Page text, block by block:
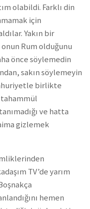
olabildi. Farklı din
için
Yakın bir
Rum olduğunu
önce söylemedin
sakın söylemeyin
birlikte
ve hatta
gizlemek
TV’de yarım
hemen